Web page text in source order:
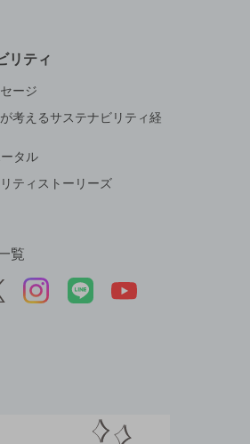
リティ
ージ
考えるサステナビリティ経
タル
ティストーリーズ
覧